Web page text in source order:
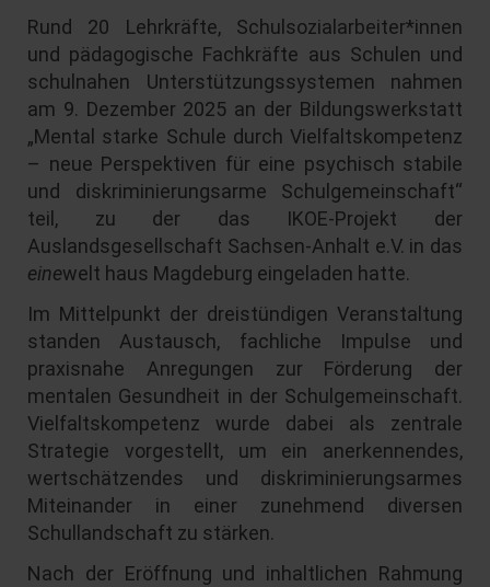
Rund 20 Lehrkräfte, Schulsozialarbeiter*innen
und pädagogische Fachkräfte aus Schulen und
schulnahen Unterstützungssystemen nahmen
am 9. Dezember 2025 an der Bildungswerkstatt
„Mental starke Schule durch Vielfaltskompetenz
– neue Perspektiven für eine psychisch stabile
und diskriminierungsarme Schulgemeinschaft“
teil, zu der das IKOE-Projekt der
Auslandsgesellschaft Sachsen-Anhalt e.V. in das
einewelt haus Magdeburg eingeladen hatte.
Im Mittelpunkt der dreistündigen Veranstaltung
standen Austausch, fachliche Impulse und
praxisnahe Anregungen zur Förderung der
mentalen Gesundheit in der Schulgemeinschaft.
Vielfaltskompetenz wurde dabei als zentrale
Strategie vorgestellt, um ein anerkennendes,
wertschätzendes und diskriminierungsarmes
Miteinander in einer zunehmend diversen
Schullandschaft zu stärken.
Nach der Eröffnung und inhaltlichen Rahmung